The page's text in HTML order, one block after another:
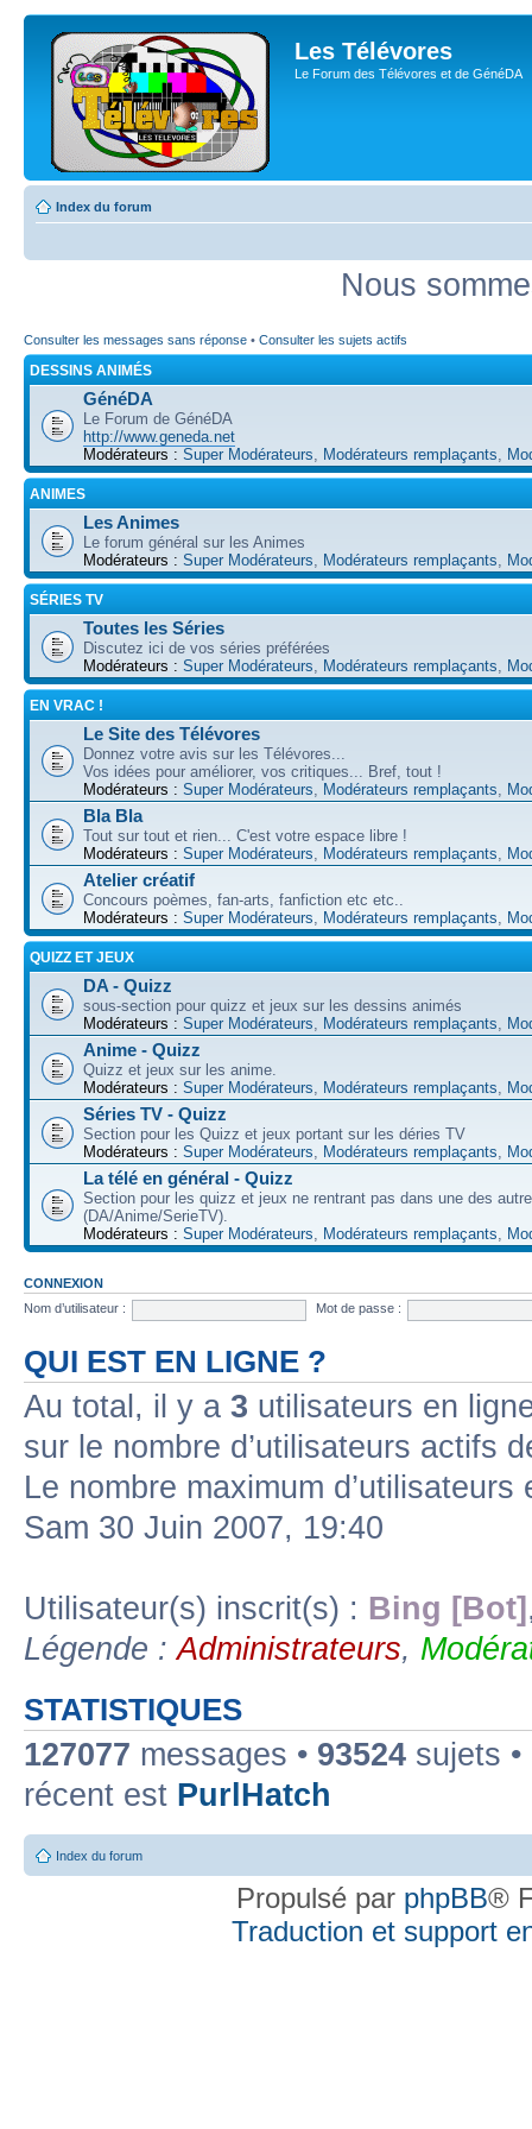
Les Télévores
Le Forum des Télévores et de GénéDA
Index du forum
Nous
Consulter les messages sans réponse • Consulter les sujets actifs
DESSINS ANIMÉS
GénéDA
Le Forum de GénéDA
http://www.geneda.net
Modérateurs : Super Modérateurs Modérateurs remplaçants
ANIMES
Les Animes
Le forum général sur les Animes
Modérateurs : Super Modérateurs Modérateurs remplaçants
SÉRIES TV
Toutes les Séries
Discutez ici de vos séries préférées
Modérateurs : Super Modérateurs Modérateurs remplaçants
EN VRAC !
Le Site des Télévores
Donnez votre avis sur les Télévores...
Vos idées pour améliorer, vos critiques... Bref, tout !
Modérateurs : Super Modérateurs Modérateurs remplaçants
Bla Bla
Tout sur tout et rien... C'est votre espace libre !
Modérateurs : Super Modérateurs Modérateurs remplaçants
Atelier créatif
Concours poèmes, fan-arts, fanfiction etc etc..
Modérateurs : Super Modérateurs Modérateurs remplaçants
QUIZZ ET JEUX
DA - Quizz
sous-section pour quizz et jeux sur les dessins animés
Modérateurs : Super Modérateurs Modérateurs remplaçants
Anime - Quizz
Quizz et jeux sur les anime.
Modérateurs : Super Modérateurs Modérateurs remplaçants
Séries TV - Quizz
Section pour les Quizz et jeux portant sur les déries TV
Modérateurs : Super Modérateurs Modérateurs remplaçants
La télé en général - Quizz
Section pour les quizz et jeux ne rentrant pas dans une des
(DA/Anime/SerieTV).
Modérateurs : Super Modérateurs Modérateurs remplaçants
CONNEXION
Nom d’utilisateur :
Mot de passe :
QUI EST EN LIGNE ?
Au total, il y a 3 utilisateurs en
sur le nombre d’utilisateurs actifs
Le nombre maximum
Sam 30 Juin 2007, 19:40
Utilisateur(s) inscrit(s) : Bing [Bot]
Légende :Administrateurs,
STATISTIQUES
127077 messages • 93524 sujets •
récent est PurlHatch
Index du forum
Propulsé par phpBB®
Traduction et support